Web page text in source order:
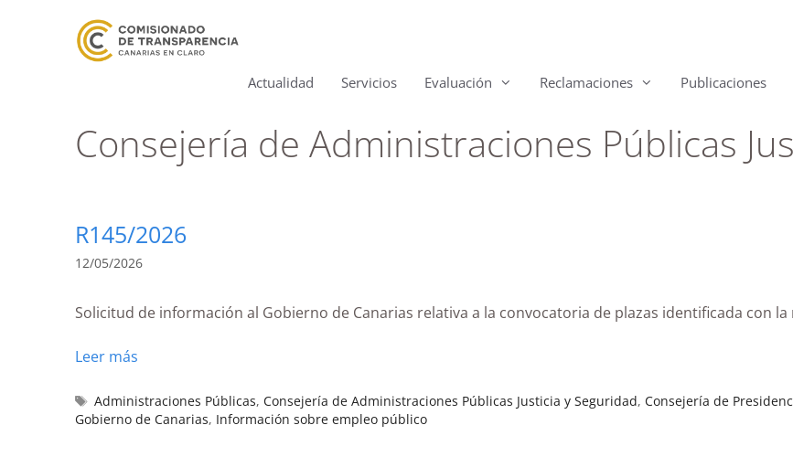
Actualidad Servicios Evaluación Reclamaciones Publicaciones
Consejería de Administraciones Públicas
R145/2026
12/05/2026
Solicitud de información al Gobierno de Canarias relativa a la convocatoria de plazas identificada con
Leer más
Administraciones Públicas,Consejería de Administraciones Públicas Justicia y Seguridad,Consejería de
Gobierno de Canarias, Información sobre empleo público